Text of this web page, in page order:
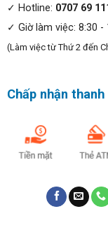
Màn hình:
Màn hình 15.6-inch
✓ Hotline: 0707 69
✓ Giờ làm việc: 8:30 -
(Làm việc từ Thứ 2 đến
Chấp nhận